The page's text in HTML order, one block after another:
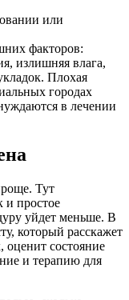
или
факторов:
излишняя влага,
Плохая
городах
в лечении
Тут
и простое
уйдет меньше. В
который расскажет
оценит состояние
и терапию для